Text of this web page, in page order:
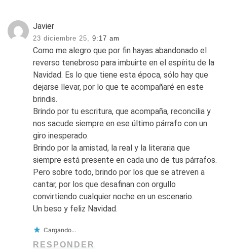
Javier
23 diciembre 25, 9:17 am
Como me alegro que por fin hayas abandonado el
reverso tenebroso para imbuirte en el espíritu de la
Navidad. Es lo que tiene esta época, sólo hay que
dejarse llevar, por lo que te acompañaré en este
brindis.
Brindo por tu escritura, que acompaña, reconcilia y
nos sacude siempre en ese último párrafo con un
giro inesperado.
Brindo por la amistad, la real y la literaria que
siempre está presente en cada uno de tus párrafos.
Pero sobre todo, brindo por los que se atreven a
cantar, por los que desafinan con orgullo
convirtiendo cualquier noche en un escenario.
Un beso y feliz Navidad.
Cargando...
RESPONDER